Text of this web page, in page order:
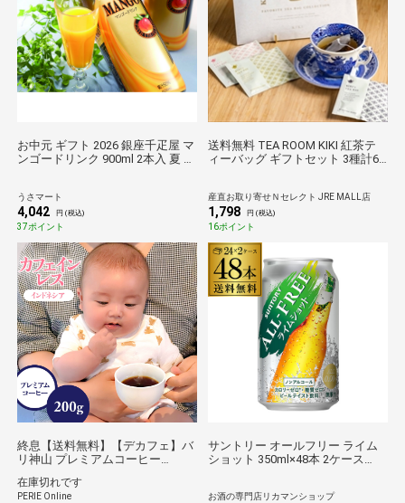
お中元 ギフト 2026 銀座千疋屋 マ
ンゴードリンク 900ml 2本入 夏 御
うさマート
4,042 円 (税込)
37ポイント
送料無料 TEA ROOM KIKI 紅茶テ
ィーバッグ ギフトセット 3種計6
ト投函便
産直お取り寄せＮセレクト JRE MALL店
1,798 円 (税込)
16ポイント
終息【送料無料】【デカフェ】バ
リ神山 プレミアムコーヒー
在庫切れです
PERIE Online
サントリー オールフリー ライム
ショット 350ml×48本 2ケース
お酒の専門店リカマンショップ